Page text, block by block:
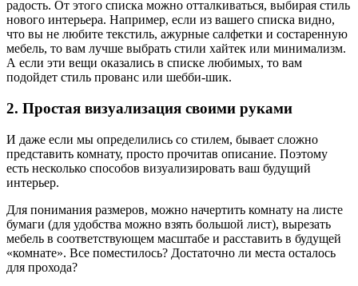
радость. От этого списка можно отталкиваться, выбирая стиль
нового интерьера. Например, если из вашего списка видно,
что вы не любите текстиль, ажурные салфетки и состаренную
мебель, то вам лучше выбрать стили хайтек или минимализм.
А если эти вещи оказались в списке любимых, то вам
подойдет стиль прованс или шебби-шик.
2. Простая визуализация своими руками
И даже если мы определились со стилем, бывает сложно
представить комнату, просто прочитав описание. Поэтому
есть несколько способов визуализировать ваш будущий
интерьер.
Для понимания размеров, можно начертить комнату на листе
бумаги (для удобства можно взять большой лист), вырезать
мебель в соответствующем масштабе и расставить в будущей
«комнате». Все поместилось? Достаточно ли места осталось
для прохода?